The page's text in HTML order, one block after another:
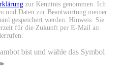
zur Kenntnis genommen. Ich
und Daten zur Beantwortung meiner
gespeichert werden. Hinweis: Sie
für die Zukunft per E-Mail an
bist und wähle das Symbol